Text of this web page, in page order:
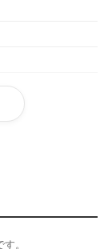
ワイト、ゴー